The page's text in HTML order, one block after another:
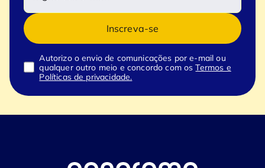
Inscreva-se
Autorizo o envio de comunicações por e-mail ou
qualquer outro meio e concordo com osTermos e
Políticas de privacidade.